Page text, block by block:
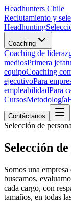
Headhunters Chile
Reclutamiento y
Headhunting
Coaching
Coaching de
mediosPrimera
equipoCoaching
ejecutivoPara
empleabilidadPara
CursosMetodología
Contáctanos
Selección de
Selección
Somos una empresa
buscamos,
cada cargo, con
tamaños, en todas